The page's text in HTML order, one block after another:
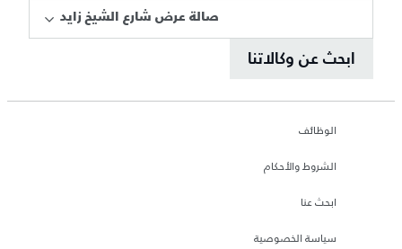
صالة عرض شارع الشيخ زايد
ابحث عن وكالاتنا
الوظائف
الشروط والأحكام
ابحث عنا
سياسة الخصوصية